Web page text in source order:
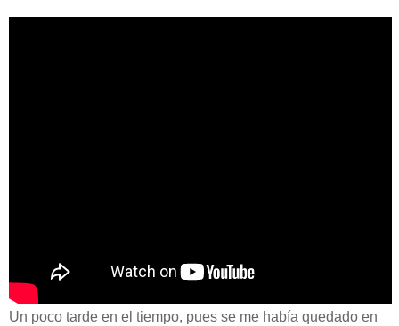
Un poco tarde en el tiempo, pues se me había quedado en